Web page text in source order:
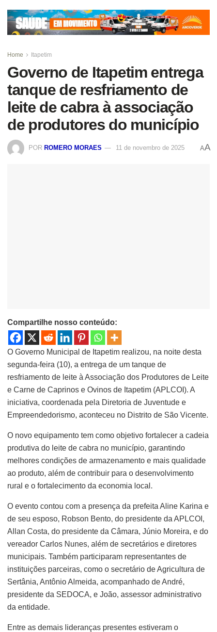
Home Itapetim
Governo de Itapetim entrega
tanque de resfriamento de
leite de cabra à associação
de produtores do município
POR ROMERO MORAES 11 de novembro de 2025 AA
Compartilhe nosso conteúdo:
O Governo Municipal de Itapetim realizou, na noite desta
segunda-feira (10), a entrega de um tanque de
resfriamento de leite à Associação dos Produtores de Leite
e Carne de Caprinos e Ovinos de Itapetim (APLCOI). A
iniciativa, coordenada pela Diretoria de Juventude e
Empreendedorismo, aconteceu no Distrito de São Vicente.
O novo equipamento tem como objetivo fortalecer a cadeia
produtiva do leite de cabra no município, garantindo
melhores condições de armazenamento e mais qualidade
ao produto, além de contribuir para o desenvolvimento
rural e o fortalecimento da economia local.
O evento contou com a presença da prefeita Aline Karina e
de seu esposo, Robson Bento, do presidente da APLCOI,
Allan Costa, do presidente da Câmara, Júnio Moreira, e do
vereador Carlos Nunes, além de secretários e diretores
municipais. Também participaram representantes de
instituições parceiras, como o secretário de Agricultura de
Sertânia, Antônio Almeida, acompanhado de André,
presidente da SEDOCA, e João, assessor administrativo
da entidade.
Entre as demais lideranças presentes estiveram o